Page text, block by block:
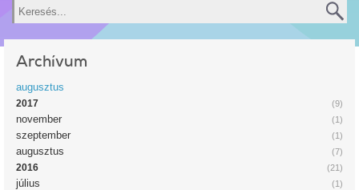
Keresés
Archívum
augusztus
(9)
2017
(1)
november
(1)
szeptember
(7)
augusztus
(21)
2016
(1)
július